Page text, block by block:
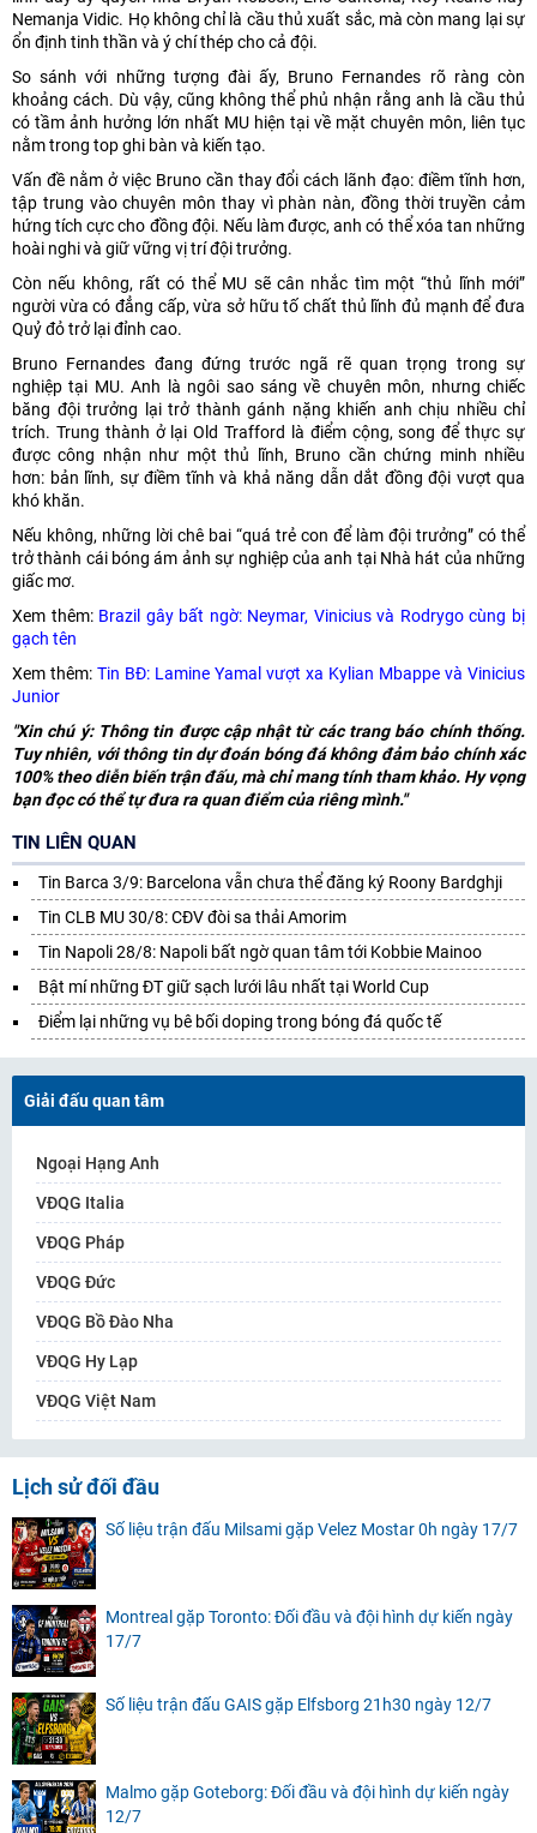
Nemanja Vidic. Họ không chỉ là cầu thủ xuất sắc, mà còn mang lại sự
ổn định tinh thần và ý chí thép cho cả đội.
So sánh với những tượng đài ấy, Bruno Fernandes rõ ràng còn
khoảng cách. Dù vậy, cũng không thể phủ nhận rằng anh là cầu thủ
có tầm ảnh hưởng lớn nhất MU hiện tại về mặt chuyên môn, liên tục
nằm trong top ghi bàn và kiến tạo.
Vấn đề nằm ở việc Bruno cần thay đổi cách lãnh đạo: điềm tĩnh hơn,
tập trung vào chuyên môn thay vì phàn nàn, đồng thời truyền cảm
hứng tích cực cho đồng đội. Nếu làm được, anh có thể xóa tan những
hoài nghi và giữ vững vị trí đội trưởng.
Còn nếu không, rất có thể MU sẽ cân nhắc tìm một “thủ lĩnh mới”
người vừa có đẳng cấp, vừa sở hữu tố chất thủ lĩnh đủ mạnh để đưa
Quỷ đỏ trở lại đỉnh cao.
Bruno Fernandes đang đứng trước ngã rẽ quan trọng trong sự
nghiệp tại MU. Anh là ngôi sao sáng về chuyên môn, nhưng chiếc
băng đội trưởng lại trở thành gánh nặng khiến anh chịu nhiều chỉ
trích. Trung thành ở lại Old Trafford là điểm cộng, song để thực sự
được công nhận như một thủ lĩnh, Bruno cần chứng minh nhiều
hơn: bản lĩnh, sự điềm tĩnh và khả năng dẫn dắt đồng đội vượt qua
khó khăn.
Nếu không, những lời chê bai “quá trẻ con để làm đội trưởng” có thể
trở thành cái bóng ám ảnh sự nghiệp của anh tại Nhà hát của những
giấc mơ.
Xem thêm: Brazil gây bất ngờ: Neymar, Vinicius và Rodrygo cùng bị
gạch tên
Xem thêm: Tin BĐ: Lamine Yamal vượt xa Kylian Mbappe và Vinicius
Junior
"Xin chú ý: Thông tin được cập nhật từ các trang báo chính thống.
Tuy nhiên, với thông tin dự đoán bóng đá không đảm bảo chính xác
100% theo diễn biến trận đấu, mà chỉ mang tính tham khảo. Hy vọng
bạn đọc có thể tự đưa ra quan điểm của riêng mình."
TIN LIÊN QUAN
Tin Barca 3/9: Barcelona vẫn chưa thể đăng ký Roony Bardghji
Tin CLB MU 30/8: CĐV đòi sa thải Amorim
Tin Napoli 28/8: Napoli bất ngờ quan tâm tới Kobbie Mainoo
Bật mí những ĐT giữ sạch lưới lâu nhất tại World Cup
Điểm lại những vụ bê bối doping trong bóng đá quốc tế
Giải đấu quan tâm
Ngoại Hạng Anh
VĐQG Italia
VĐQG Pháp
VĐQG Đức
VĐQG Bồ Đào Nha
VĐQG Hy Lạp
VĐQG Việt Nam
Lịch sử đối đầu
Số liệu trận đấu Milsami gặp Velez Mostar 0h ngày 17/7
Montreal gặp Toronto: Đối đầu và đội hình dự kiến ngày
17/7
Số liệu trận đấu GAIS gặp Elfsborg 21h30 ngày 12/7
Malmo gặp Goteborg: Đối đầu và đội hình dự kiến ngày
12/7